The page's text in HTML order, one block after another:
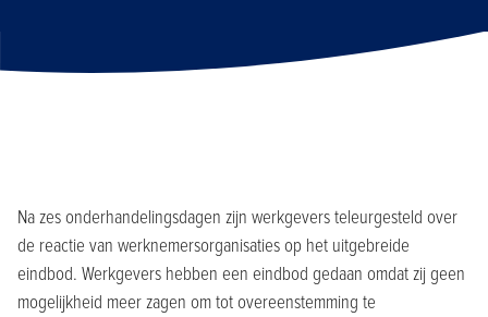
Na zes onderhandelingsdagen zijn werkgevers teleurgesteld over
de reactie van werknemersorganisaties op het uitgebreide
eindbod. Werkgevers hebben een eindbod gedaan omdat zij geen
mogelijkheid meer zagen om tot overeenstemming te